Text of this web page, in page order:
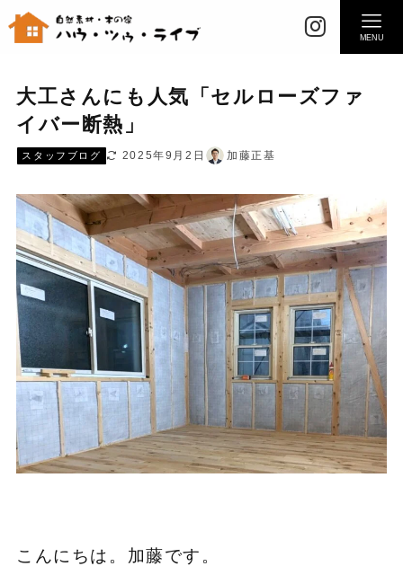
MENU
大工さんにも人気「セルローズファ
イバー断熱」
スタッフブログ 2025年9月2日 加藤正基
こんにちは。加藤です。